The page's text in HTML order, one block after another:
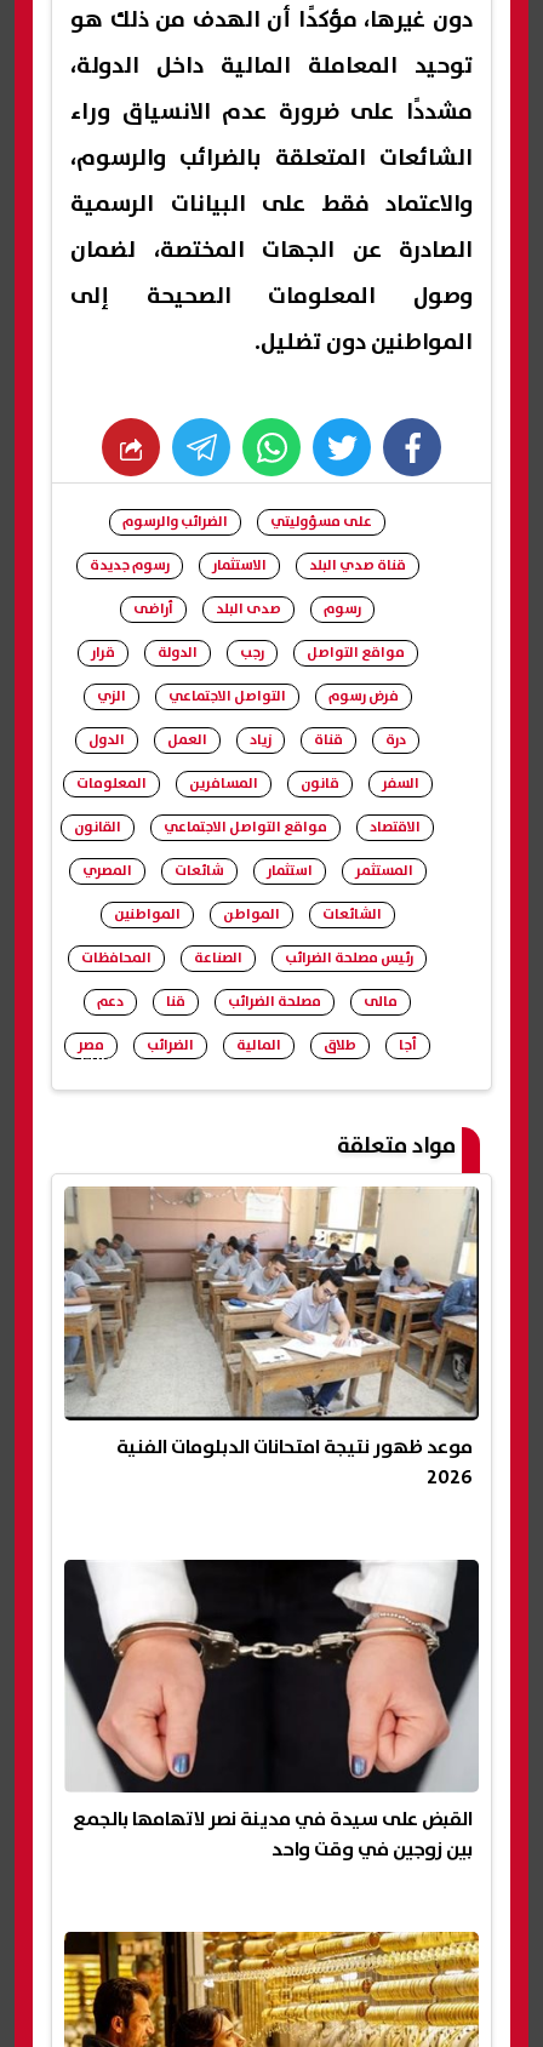
دون غيرها، مؤكدًا أن الهدف من ذلك هو
توحيد المعاملة المالية داخل الدولة،
مشددًا على ضرورة عدم الانسياق وراء
الشائعات المتعلقة بالضرائب والرسوم،
والاعتماد فقط على البيانات الرسمية
الصادرة عن الجهات المختصة، لضمان
وصول المعلومات الصحيحة إلى
المواطنين دون تضليل.
facebook
twitter
whats
شارك
على مسؤوليتي
الضرائب والرسوم
قناة صدي البلد
الاستثمار
رسوم جديدة
رسوم
صدى البلد
أراضى
مواقع التواصل
رجب الدولة
قرار
فرض رسوم
التواصل الاجتماعي
الزي
درة
قناة زياد العمل
الدول
السفر
قانون المسافرين
المعلومات
الاقتصاد
مواقع التواصل الاجتماعي
القانون
المستثمر
استثمار شائعات
المصري
الشائعات
المواطن
المواطنين
رئيس مصلحة الضرائب
الصناعة
المحافظات
مالى
مصلحة الضرائب قنا
دعم
أجا
طلاق المالية الضرائب مصر
مواد متعلقة
موعد ظهور نتيجة امتحانات الدبلومات الفنية
2026
القبض على سيدة في مدينة نصر لاتهامها بالجمع
بين زوجين في وقت واحد